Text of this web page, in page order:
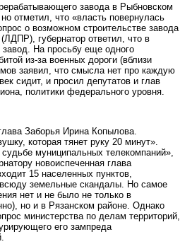
завода в Рыбновском
отметил, что «власть повернулась
о возможном строительстве завода
губернатор ответил, что в
На просьбу еще одного
из-за военных дороги (вблизи
заявил, что смысла нет про каждую
сидит, и просил депутатов и глав
политики федерального уровня.
Заборья Ирина Копылова.
которая тянет руку 20 минут».
муниципальных телекомпаний»,
новоиспеченная глава
15 населенных пунктов,
земельные скандалы. Но самое
нет и не было не только в
но и в Рязанском районе. Однако
министерства по делам территорий,
его зампреда